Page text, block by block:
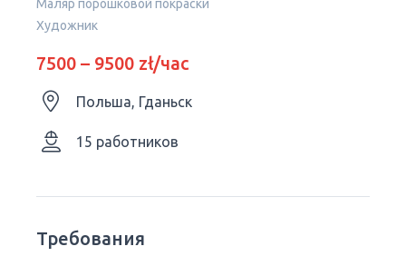
Маляр порошковой покраски
Художник
7500 – 9500 zł/час
Польша, Гданьск
15 работников
Требования